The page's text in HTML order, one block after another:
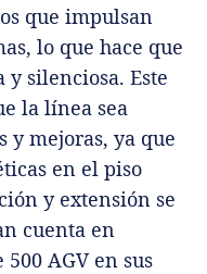
que impulsan
lo que hace que
y silenciosa. Este
la línea sea
mejoras, ya que
en el piso
y extensión se
cuenta en
AGV en sus